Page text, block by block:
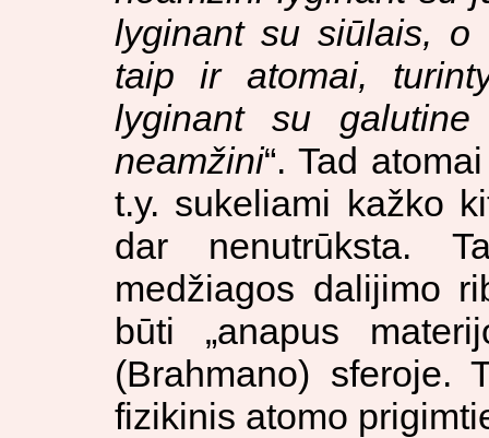
lyginant su siūlais, o
taip ir atomai,
lyginant su
neamžini“. Tad
t.y. sukeliami kažko
dar nenutrūksta.
medžiagos dalijimo
būti „anapus
(Brahmano) sferoje.
fizikinis atomo